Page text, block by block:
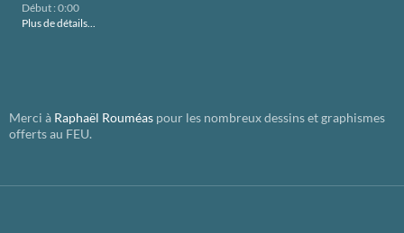
Début : 0:00
Plus de détails...
Merci à Raphaël Rouméas pour les nombreux dessins et graphismes
offerts au FEU.